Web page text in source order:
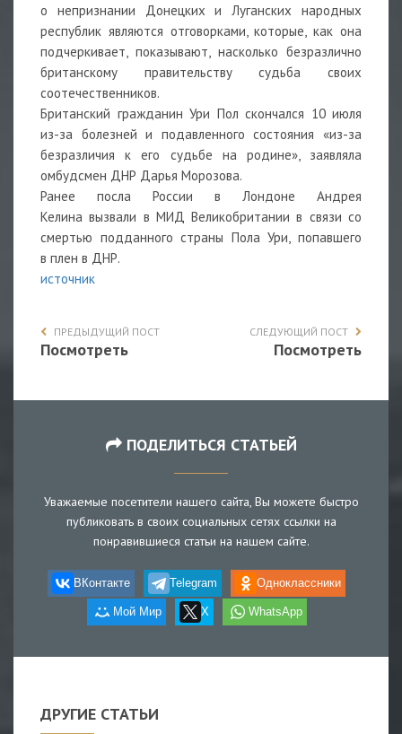
о непризнании Донецких и Луганских народных
республик являются отговорками, которые, как она
подчеркивает, показывают, насколько безразлично
британскому правительству судьба своих
соотечественников.
Британский гражданин Ури Пол скончался 10 июля
из-за болезней и подавленного состояния «из-за
безразличия к его судьбе на родине», заявляла
омбудсмен ДНР Дарья Морозова.
Ранее посла России в Лондоне
Андрея
Келина вызвали в МИД Великобритании в связи со
смертью подданного страны Пола Ури, попавшего
в плен в ДНР.
источник
ПРЕДЫДУЩИЙ ПОСТ
Посмотреть
СЛЕДУЮЩИЙ ПОСТ
Посмотреть
ПОДЕЛИТЬСЯ СТАТЬЕЙ
Уважаемые посетители нашего сайта, Вы можете быстро
публиковать в своих социальных сетях ссылки на
понравившиеся статьи на нашем сайте.
ВКонтакте Telegram Одноклассники
Мой Мир X WhatsApp
ДРУГИЕ СТАТЬИ